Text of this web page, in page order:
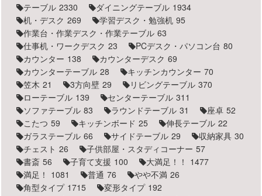
テーブル 2330 ダイニングテーブル 1934
机・デスク 269 学習デスク・勉強机 95
作業台・作業デスク・作業テーブル 63
仕事机・ワークデスク 23 PCデスク・パソコン台 80
カウンター 138 カウンターデスク 69
カウンターテーブル 28 キッチンカウンター 70
笠木 21 3方向壁 29 リビングテーブル 370
ローテーブル 139 センターテーブル 311
ソファテーブル 83 ラウンドテーブル 31 座卓 52
こたつ 59 キッチンボード 25 伸長テーブル 22
ガラステーブル 66 サイドテーブル 29 収納家具 30
チェスト 26 子供部屋・スタディコーナー 57
書斎 56 子育て支援 100 大満足！！ 1477
満足！ 1081 普通 76 やや不満 26
角型タイプ 1715 変形タイプ 192